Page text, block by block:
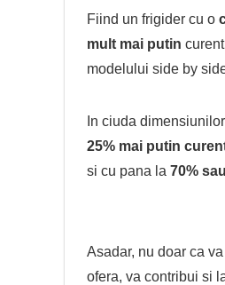
Fiind un frigider cu o
mult mai putin
modelului side by
In ciuda
25% mai putin
si cu pana la 70%
Asadar, nu doar ca
ofera, va contribui si